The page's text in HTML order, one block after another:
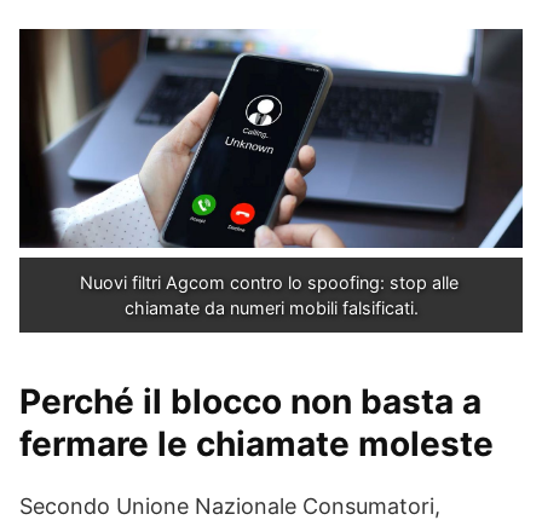
Nuovi filtri Agcom contro lo spoofing: stop alle
chiamate da numeri mobili falsificati.
Perché il blocco non basta a
fermare le chiamate moleste
Secondo Unione Nazionale Consumatori,